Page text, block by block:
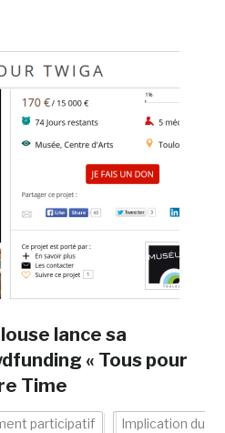
lance sa
« Tous pour
Time
participatif Implication du